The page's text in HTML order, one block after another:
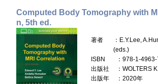
Computed Body Tomography with
n, 5th ed.
著者
：E.Y.Lee,
(eds.)
ISBN
：978-1-
出版社
：WOLTERS
出版年
：2020年